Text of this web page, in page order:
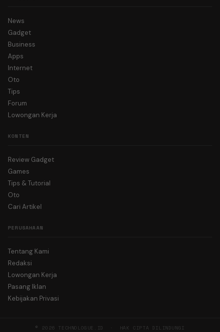
News
Gadget
Business
Apps
Internet
Oto
Tips
Forum
Lowongan Kerja
KONTEN
Review Gadget
Games
Tips & Tutorial
Oto
Cari Artikel
PERUSAHAAN
Tentang Kami
Redaksi
Lowongan Kerja
Pasang Iklan
Kebijakan Privasi
© 2026 TECHNOLOGUE.ID · HAK CIPTA DILINDUNGI